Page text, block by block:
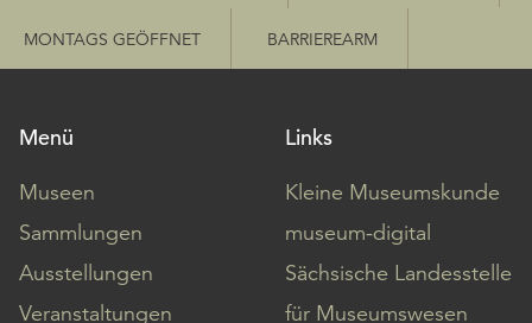
MONTAGS GEÖFFNET BARRIEREARM
Menü
Museen
Sammlungen
Ausstellungen
Veranstaltungen
Links
Kleine Museumskunde
museum-digital
Sächsische Landesstelle
für Museumswesen